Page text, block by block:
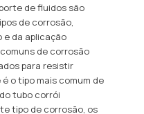
de fluidos são
de corrosão,
e da aplicação
de corrosão
para resistir
o tipo mais comum de
tubo corrói
tipo de corrosão, os